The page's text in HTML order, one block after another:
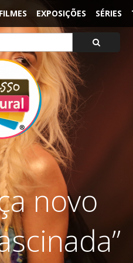
FILMES EXPOSIÇÕES SÉRIES
novo